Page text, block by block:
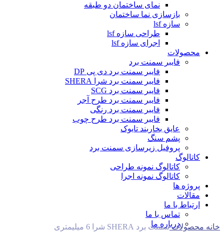
نمای ساختمان دو طبقه
بازسازی نما ساختمان
سازه lsf
طراحی سازه lsf
اجرای سازه lsf
محصولات
فایبر سمنت برد
فایبر سمنت برد دی پی DP
فایبر سمنت برد شرا SHERA
فایبر سمنت برد SCG
فایبر سمنت برد طرح آجر
فایبر سمنت برد رنگی
فایبر سمنت برد طرح چوب
عایق بخاربند تایوک
پشم سنگ
پروفیل زیرسازی سمنت برد
کاتالوگ
کاتالوگ نمونه طراحی
کاتالوگ نمونه اجرا
پروژه ها
مقالات
ارتباط با ما
تماس با ما
درباره ما
خانه محصولاتسمنت برد SHERA شرا 6 میلیمتری